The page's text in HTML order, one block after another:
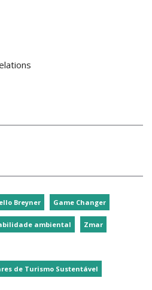
Breyner Game Changer
ambiental Zmar
de Turismo Sustentável